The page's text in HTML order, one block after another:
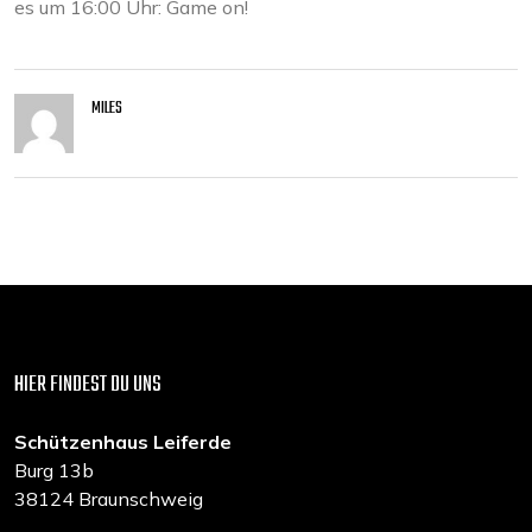
es um 16:00 Uhr: Game on!
MILES
HIER FINDEST DU UNS
Schützenhaus Leiferde
Burg 13b
38124 Braunschweig